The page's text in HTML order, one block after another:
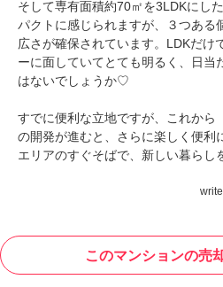
そして専有面積約70㎡を3LDKにし
パクトに感じられますが、３つある
広さが確保されています。LDKだけ
ーに面していてとても明るく、日当
はないでしょうか♡
すでに便利な立地ですが、これから
の開発が進むと、さらに楽しく便利
エリアのすぐそばで、新しい暮らし
このマンションの売